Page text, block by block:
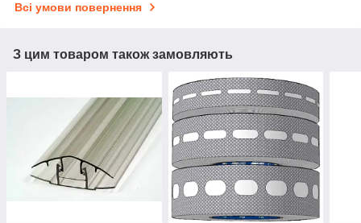
Всі умови повернення
З цим товаром також замовляють